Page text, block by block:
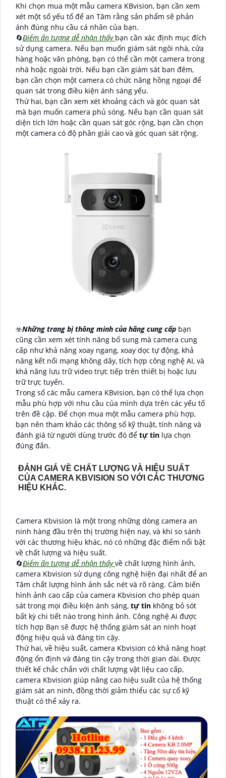
Khi chọn mua một mẫu camera KBvision, bạn cần xem
xét một số yếu tố để an Tâm rằng sản phẩm sẽ phản
ánh đúng nhu cầu cá nhân của bạn.
🔄Điểm ấn tượng dễ nhận thấy bạn cần xác định mục đích
sử dụng camera. Nếu bạn muốn giám sát ngôi nhà, cửa
hàng hoặc văn phòng, bạn có thể cần một camera trong
nhà hoặc ngoài trời. Nếu bạn cần giám sát ban đêm,
bạn cần chọn một camera có chức năng hồng ngoại để
quan sát trong điều kiện ánh sáng yếu.
Thứ hai, bạn cần xem xét khoảng cách và góc quan sát
mà bạn muốn camera phủ sóng. Nếu bạn cần quan sát
diện tích lớn hoặc cần quan sát góc rộng, bạn cần chọn
một camera có độ phân giải cao và góc quan sát rộng.
☣️Những trang bị thông minh của hãng cung cấp bạn
cũng cần xem xét tính năng bổ sung mà camera cung
cấp như khả năng xoay ngang, xoay dọc tự động, khả
năng kết nối mạng không dây, tích hợp công nghệ AI, và
khả năng lưu trữ video trực tiếp trên thiết bị hoặc lưu
trữ trực tuyến.
Trong số các mẫu camera KBvision, bạn có thể lựa chọn
mẫu phù hợp với nhu cầu của mình dựa trên các yếu tố
trên đề cập. Để chọn mua một mẫu camera phù hợp,
bạn nên tham khảo các thông số kỹ thuật, tính năng và
đánh giá từ người dùng trước đó để tự tin lựa chọn
đúng đắn.
ĐÁNH GIÁ VỀ CHẤT LƯỢNG VÀ HIỆU SUẤT
CỦA CAMERA KBVISION SO VỚI CÁC THƯƠNG
HIỆU KHÁC.
Camera Kbvision là một trong những dòng camera an
ninh hàng đầu trên thị trường hiện nay, và khi so sánh
với các thương hiệu khác, nó có những đặc điểm nổi bật
về chất lượng và hiệu suất.
🔄Điểm ấn tượng dễ nhận thấyvề chất lượng hình ảnh,
camera Kbvision sử dụng công nghệ hiện đại nhất để an
Tâm chất lượng hình ảnh sắc nét và rõ ràng. Cảm biến
hình ảnh cao cấp của camera Kbvision cho phép quan
sát trong mọi điều kiện ánh sáng, tự tin không bỏ sót
bất kỳ chi tiết nào trong hình ảnh. Công nghệ Ai được
tích hợp Bạn sẽ được hệ thống giám sát an ninh hoạt
động hiệu quả và đáng tin cậy.
Thứ hai, về hiệu suất, camera Kbvision có khả năng hoạt
động ổn định và đáng tin cậy trong thời gian dài. Được
thiết kế chắc chắn với chất lượng vật liệu cao cấp,
camera Kbvision giúp nâng cao hiệu suất của hệ thống
giám sát an ninh, đồng thời giảm thiểu các sự cố kỹ
thuật có thể xảy ra.